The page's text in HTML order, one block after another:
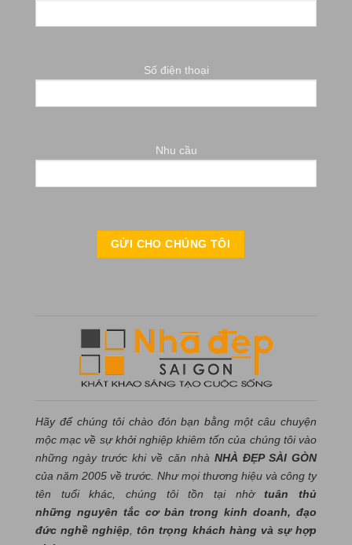
Số điện thoại
Nhu cầu
Hãy để chúng tôi chào đón bạn bằng một câu chuyện
mộc mạc về sự khởi nghiệp khiêm tốn của chúng tôi vào
những ngày trước khi về căn nhà NHÀ ĐẸP SÀI GÒN
của năm 2005 về trước. Như mọi thương hiệu và công ty
tên tuổi khác, chúng tôi tồn tại nhờtuân thủ
những nguyên tắc cơ bản trong kinh doanh, đạo
đức nghề nghiệp ,tôn trọng khách hàng và sự hợp